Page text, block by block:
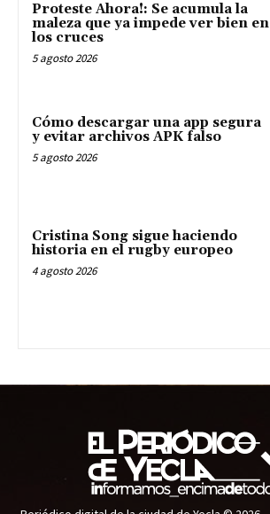
Proteste Ahora!: Se acumula la
maleza que ya impede ver bien en
los cruces
5 agosto 2026
Cómo descargar una app segura
y evitar archivos APK falso
5 agosto 2026
Cristina Song sigue haciendo
historia en el rugby europeo
4 agosto 2026